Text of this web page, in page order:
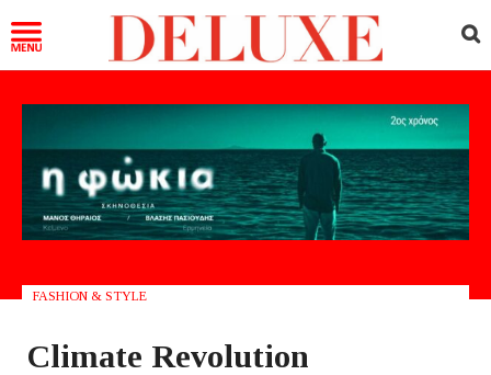
FASHION & STYLE
Climate Revolution